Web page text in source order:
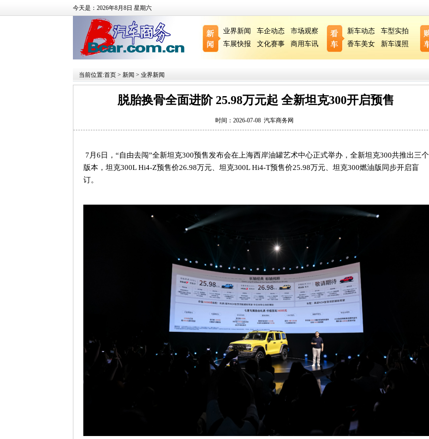
今天是：2026年8月8日 星期六
业界新闻 车企动态
市场观察
车展快报
文化赛事 商用车讯
新车动态
车型实拍
香车美女
新车谍照
当前位置:首页 > 新闻 > 业界新闻
脱胎换骨全面进阶 25.98万元起 全新坦克300开启预售
时间：2026-07-08 汽车商务网
7月 6 日， “自由去闯”全新坦克300预售发布会在上海西岸油罐艺术中心正式举办，全新坦克300共推出三个
版本，坦克300L Hi4-Z预售价26.98万元、坦克300L Hi4-T预售价25.98万元、坦克300燃油版同步开启盲
订。